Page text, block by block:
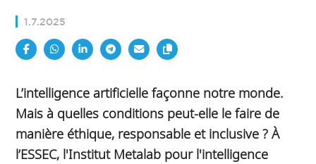
1.7.2025
L’intelligence artificielle façonne notre monde.
Mais à quelles conditions peut-elle le faire de
manière éthique, responsable et inclusive ? À
l’ESSEC, l'Institut Metalab pour l'intelligence